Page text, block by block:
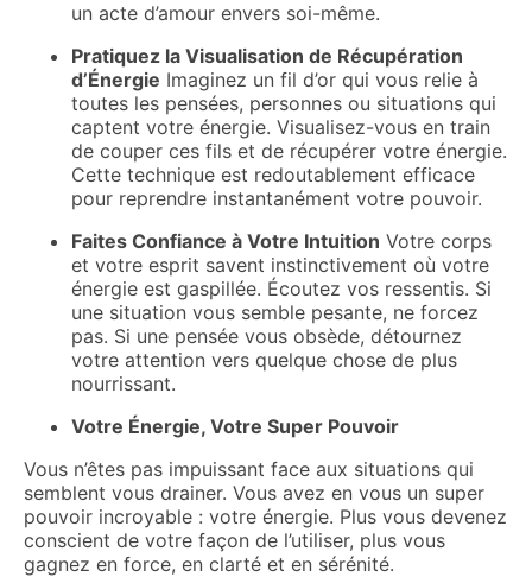
un acte d’amour envers soi-même.
Pratiquez la Visualisation de Récupération
d’Énergie Imaginez un fil d’or qui vous relie à
toutes les pensées, personnes ou situations qui
captent votre énergie. Visualisez-vous en train
de couper ces fils et de récupérer votre énergie.
Cette technique est redoutablement efficace
pour reprendre instantanément votre pouvoir.
Faites Confiance à Votre Intuition Votre corps
et votre esprit savent instinctivement où votre
énergie est gaspillée. Écoutez vos ressentis. Si
une situation vous semble pesante, ne forcez
pas. Si une pensée vous obsède, détournez
votre attention vers quelque chose de plus
nourrissant.
Votre Énergie, Votre Super Pouvoir
Vous n’êtes pas impuissant face aux situations qui
semblent vous drainer. Vous avez en vous un super
pouvoir incroyable : votre énergie. Plus vous devenez
conscient de votre façon de l’utiliser, plus vous
gagnez en force, en clarté et en sérénité.